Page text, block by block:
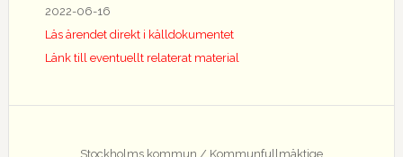
2022-06-16
Läs ärendet direkt i källdokumentet
Länk till eventuellt relaterat material
Stockholms kommun / Kommunfullmäktige